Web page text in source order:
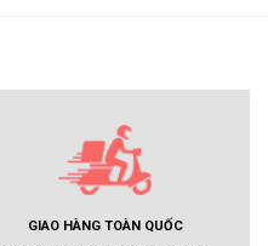
GIAO HÀNG TOÀN QUỐC